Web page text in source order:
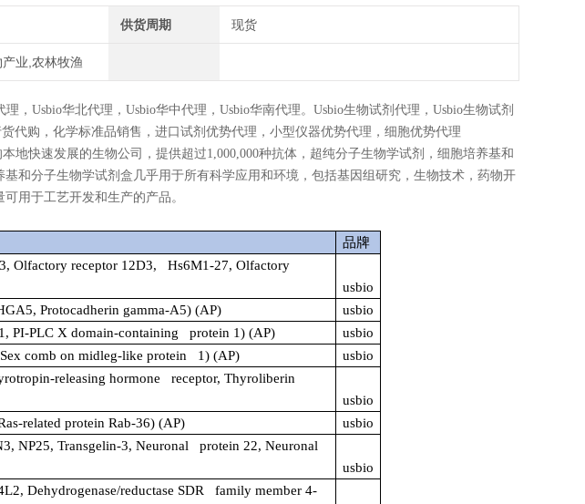
供货周期 现货
业,农林牧渔
理， Usbio华北代理， Usbio华中代理， Usbio华南代理。 Usbio生物试剂代理， Usbio生物试剂
代购，化学标准品销售，进口试剂优势代理，小型仪器优势代理，细胞优势代理
地快速发展的生物公司，提供超过1,000,000种抗体，超纯分子生物学试剂，细胞培养基和
和分子生物学试剂盒几乎用于所有科学应用和环境，包括基因组研究，生物技术，药物开
用于工艺开发和生产的产品。
品牌
Olfactory receptor 12D3, Hs6M1-27, Olfactory
usbio
Protocadherin gamma-A5) (AP)
usbio
PI-PLC X domain-containing protein 1) (AP)
usbio
comb on midleg-like protein 1) (AP) usbio
releasing hormone receptor, Thyroliberin
usbio
related protein Rab-36) (AP) usbio
NP25, Transgelin-3, Neuronal protein 22, Neuronal
usbio
Dehydrogenase/reductase SDR family member 4-